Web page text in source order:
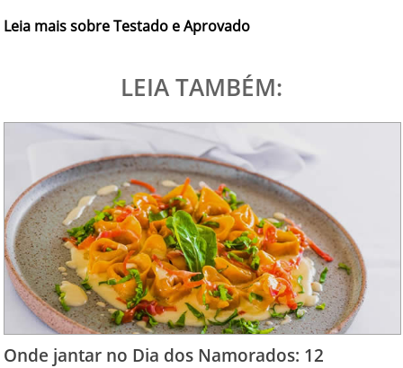
Leia mais sobre Testado e Aprovado
LEIA TAMBÉM:
Onde jantar no Dia dos Namorados: 12